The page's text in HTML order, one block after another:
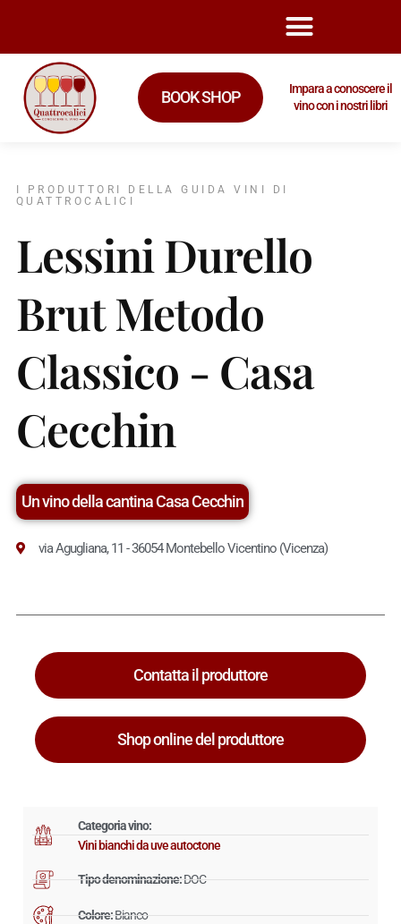
BOOK SHOP
Impara a conoscere il
vino con i nostri libri
I PRODUTTORI DELLA GUIDA VINI DI
QUATTROCALICI
Lessini Durello
Brut Metodo
Classico - Casa
Cecchin
Un vino della cantina Casa Cecchin
via Agugliana, 11 - 36054 Montebello Vicentino (Vicenza)
Categoria vino:
Vini bianchi da uve autoctone
Tipo denominazione:DOC
Colore:Bianco
Contatta il produttore
Shop online del produttore